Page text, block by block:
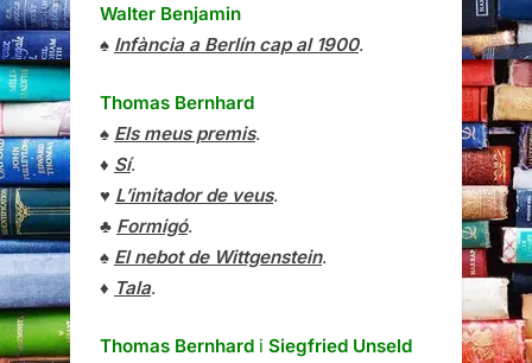
Walter Benjamin
♠ Infància a Berlín cap al 1900.
Thomas Bernhard
♠ Els meus premis.
♦ Sí.
♥ L’imitador de veus.
♣ Formigó.
♠ El nebot de Wittgenstein.
♦ Tala.
Thomas Bernhard i Siegfried Unseld